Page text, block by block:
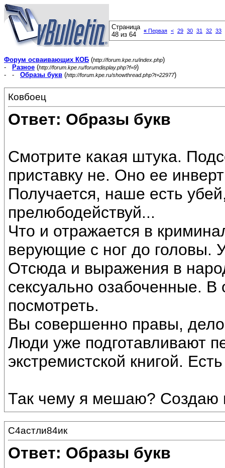
Страница
48 из 64
« Первая < 29 30 31 32 33
Форум осваивающих КОБ (http://forum.kpe.ru/index.php)
-
Разное (http://forum.kpe.ru/forumdisplay.php?f=9)
- - Образы букв (http://forum.kpe.ru/showthread.php?t=22977)
Ковбоец
Ответ: Образы букв
Смотрите какая штука.
приставку не. Оно ее
Получается, наше есть
прелюбодействуй...
Что и отражается в
верующие с ног до головы.
Отсюда и выражения в
сексуально озабоченные.
посмотреть.
Вы совершенно правы,
Люди уже подготавливают
экстремистской книгой.
Так чему я мешаю? Создаю
С4астли84ик
Ответ: Образы букв